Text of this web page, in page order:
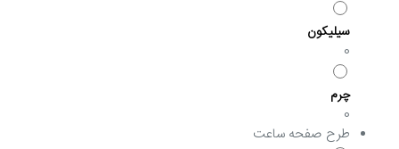
سیلیکون
0
چرم
0
طرح صفحه ساعت